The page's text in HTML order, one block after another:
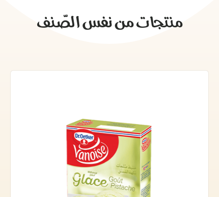
منتجات من نفس الصّنف